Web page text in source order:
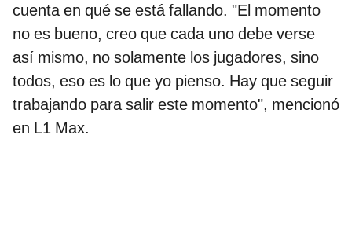
cuenta en qué se está fallando. "El momento
no es bueno, creo que cada uno debe verse
así mismo, no solamente los jugadores, sino
todos, eso es lo que yo pienso. Hay que seguir
trabajando para salir este momento", mencionó
en L1 Max.